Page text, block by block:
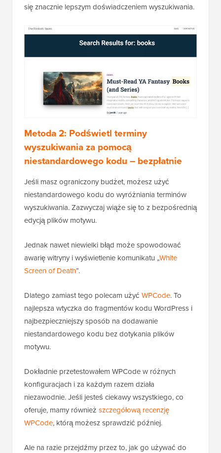
się znacznie lepszym doświadczeniem wyszukiwania.
Metoda 2: Podświetl terminy
wyszukiwania za pomocą
niestandardowego kodu – bezpłatnie
Jeśli masz ograniczony budżet, możesz użyć
niestandardowego kodu do wyróżniania terminów
wyszukiwania. Zazwyczaj wiąże się to z bezpośrednią
edycją plików motywu.
Jednak nawet niewielki błąd może spowodować
awarię witryny i wyświetlenie komunikatu „White
Screen of Death”.
Dlatego zamiast tego polecam użyć WPCode. To
najlepsza wtyczka do fragmentów kodu WordPress i
najbezpieczniejszy sposób na dodawanie
niestandardowego kodu bez dotykania plików
motywu.
Dokładnie przetestowałem WPCode w różnych
konfiguracjach i za każdym razem działa
niezawodnie. Jeśli jesteś ciekawy wszystkiego, co
oferuje, mamy również szczegółową recenzję
WPCode, którą możesz sprawdzić później.
Ale na razie przejdźmy przez to, jak go używać do